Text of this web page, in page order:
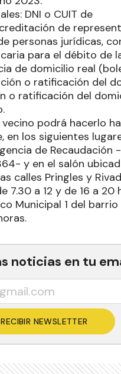
DNI o CUIT de
de
personas jurídicas,
para el débito de
de domicilio real
o ratificación del
o ratificación del
podrá hacerlo
en los siguientes
de Recaudación -
y en el salón
calles Pringles y
7.30 a 12 y de 16 a 20
Municipal 1 del barrio
noticias en tu
RECIBIR NEWSLETTER